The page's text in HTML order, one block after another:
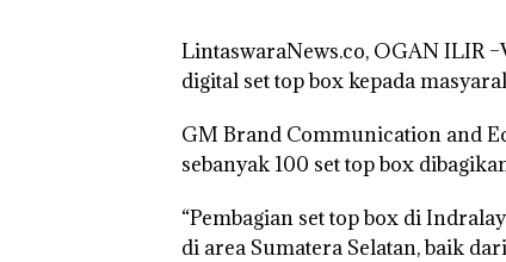
LintaswaraNews.co, OGAN ILIR
digital set top box kepada
GM Brand Communication and
sebanyak 100 set top box
“Pembagian set top box di
di area Sumatera Selatan, baik